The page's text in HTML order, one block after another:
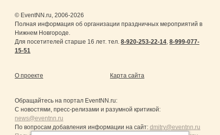
© EventNN.ru, 2006-2026
Полная информация об организации праздничных мероприятий в
Нижнем Новгороде.
Для посетителей старше 16 лет. тел. 8-920-253-22-14, 8-999-077-
15-51
О проекте Карта сайта
Обращайтесь на портал EventNN.ru:
С новостями, пресс-релизами и разумной критикой:
news@eventnn.ru
По вопросам добавления информации на сайт: dmitry@eventnn.ru